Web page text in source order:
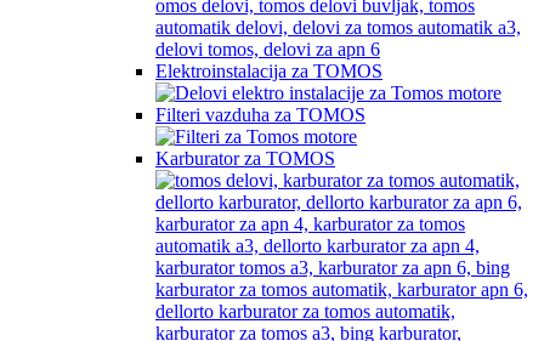
Elektroinstalacija za TOMOS
Filteri vazduha za TOMOS
Karburator za TOMOS